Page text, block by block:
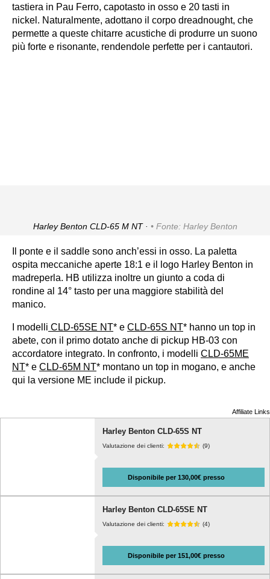
tastiera in Pau Ferro, capotasto in osso e 20 tasti in
nickel. Naturalmente, adottano il corpo dreadnought, che
permette a queste chitarre acustiche di produrre un suono
più forte e risonante, rendendole perfette per i cantautori.
Harley Benton CLD-65 M NT · Fonte: Harley Benton
Il ponte e il saddle sono anch’essi in osso. La paletta
ospita meccaniche aperte 18:1 e il logo Harley Benton in
madreperla. HB utilizza inoltre un giunto a coda di
rondine al 14° tasto per una maggiore stabilità del
manico.
I modelli CLD-65SE NT* e CLD-65S NT* hanno un top in
abete, con il primo dotato anche di pickup HB-03 con
accordatore integrato. In confronto, i modelli CLD-65ME
NT* e CLD-65M NT* montano un top in mogano, e anche
qui la versione ME include il pickup.
Affiliate Links
Harley Benton CLD-65S NT
Valutazione dei clienti: (9)
Disponibile per 130,00€ presso
Harley Benton CLD-65SE NT
Valutazione dei clienti: (4)
Disponibile per 151,00€ presso